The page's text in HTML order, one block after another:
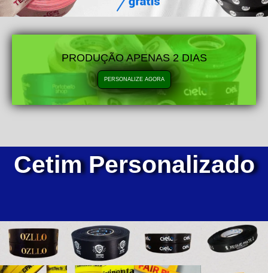
PRODUÇÃO APENAS 2 DIAS
PERSONALIZE AGORA
Cetim Personalizado